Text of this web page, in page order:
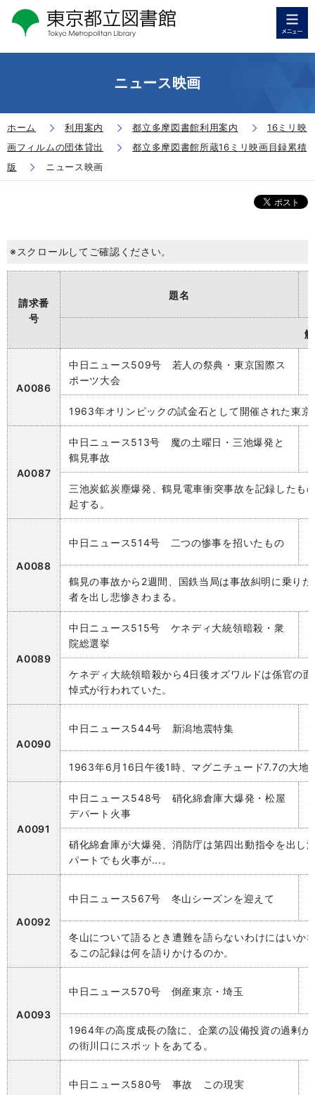
ニュース映画
ホーム 利用案内 都立多摩図書館利用案内
16ミリ映
画フィルムの団体貸出
都立多摩図書館所蔵16ミリ映画目録累積
版
ニュース映画
※スクロールしてご確認ください。
請求番
号
題名
A0086
中日ニュース509号 若人の祭典・東京国際ス
ポーツ大会
1
1963年オリンピックの試金石として開催された東
A0087
中日ニュース513号 魔の土曜日・三池爆発と
鶴見事故
1
三池炭鉱炭塵爆発、鶴見電車衝突事故を記録したも
起する。
A0088
中日ニュース514号 二つの惨事を招いたもの 1
鶴見の事故から2週間、国鉄当局は事故糾明に乗り
者を出し悲惨きわまる。
A0089
中日ニュース515号 ケネディ大統領暗殺・衆
院総選挙
1
ケネディ大統領暗殺から4日後オズワルドは係官の
悼式が行われていた。
A0090
中日ニュース544号 新潟地震特集 1
1963年6月16日午後1時、マグニチュード7.7の大地
A0091
中日ニュース548号 硝化綿倉庫大爆発・松屋
デパート火事
1
硝化綿倉庫が大爆発、消防庁は第四出動指令を出し
パートでも火事が...。
A0092
中日ニュース567号 冬山シーズンを迎えて 1
冬山について語るとき遭難を語らないわけにはいか
るこの記録は何を語りかけるのか。
A0093
中日ニュース570号 倒産東京・埼玉 1
1964年の高度成長の陰に、企業の設備投資の過剰
の街川口にスポットをあてる。
中日ニュース580号 事故 この現実 1